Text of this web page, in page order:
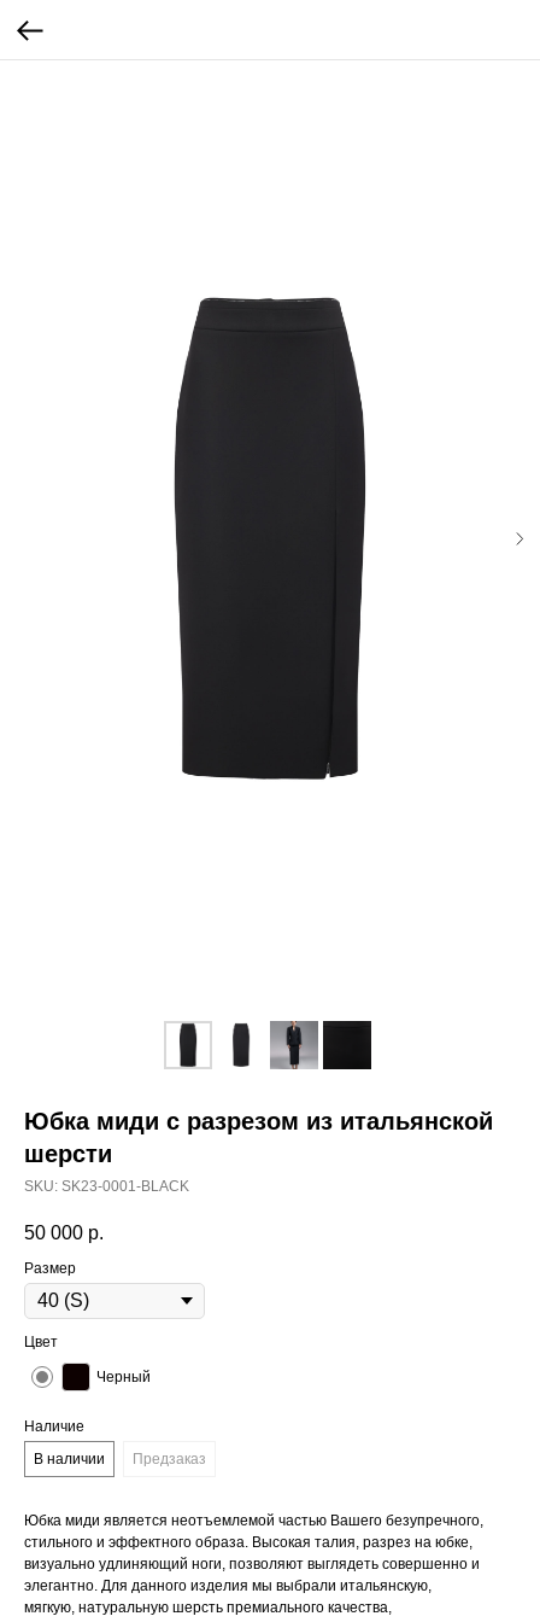
Юбка миди с разрезом из итальянской
шерсти
SKU: SK23-0001-BLACK
50 000 р.
Размер
Цвет
Черный
Наличие
В наличии
Предзаказ
Юбка миди является неотъемлемой частью Вашего безупречного,
стильного и эффектного образа. Высокая талия, разрез на юбке,
визуально удлиняющий ноги, позволяют выглядеть совершенно и
элегантно. Для данного изделия мы выбрали итальянскую,
мягкую, натуральную шерсть премиального качества,